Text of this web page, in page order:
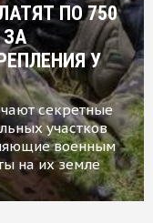
ПО 750
У
секретные
участков
военным
на их земле